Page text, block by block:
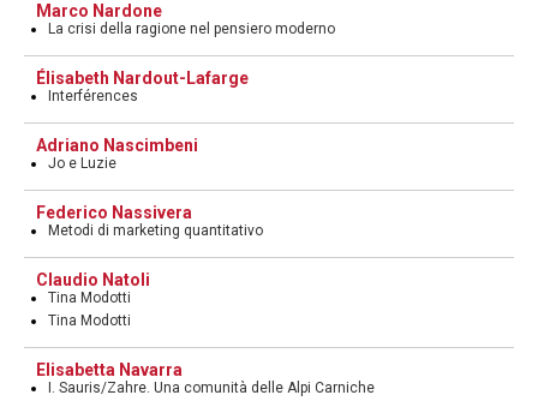
Marco Nardone
La crisi della ragione nel pensiero moderno
Élisabeth Nardout-Lafarge
Interférences
Adriano Nascimbeni
Jo e Luzie
Federico Nassivera
Metodi di marketing quantitativo
Claudio Natoli
Tina Modotti
Tina Modotti
Elisabetta Navarra
I. Sauris/Zahre. Una comunità delle Alpi Carniche